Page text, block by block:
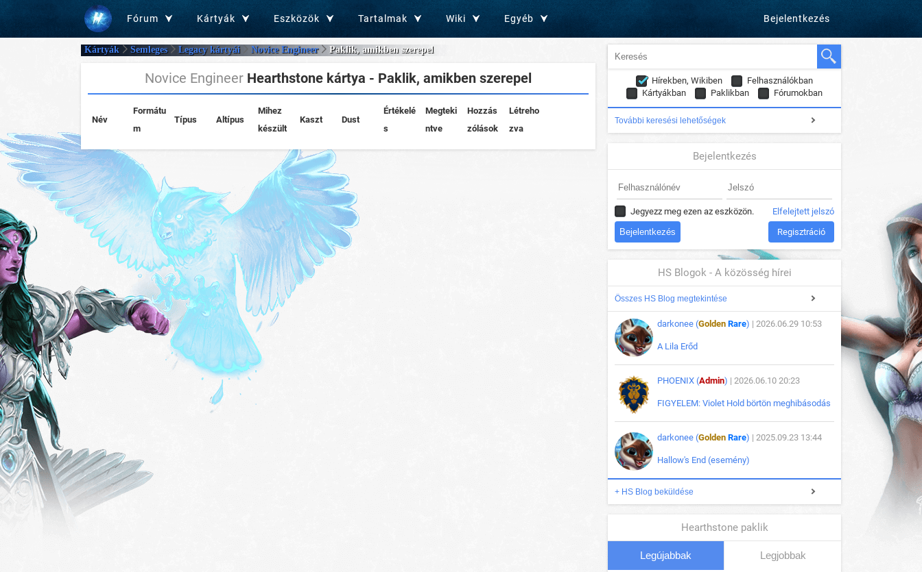
Fórum Kártyák Eszközök Tartalmak Wiki Egyéb Bejelentkezés
Kártyák Semleges Legacy kártyái Novice Engineer Paklik, amikben szerepel
Novice Engineer Hearthstone kártya - Paklik, amikben szerepel
Név
Formátu
m
Típus Altípus
Mihez
készült
Kaszt Dust
Értékelé
s
Megteki
ntve
Hozzás
zólások
Létreho
zva
Hírekben, Wikiben
Felhasználókban
Kártyákban
Paklikban Fórumokban
További keresési lehetőségek
Bejelentkezés
Jegyezz meg ezen az eszközön. Elfelejtett jelszó
Regisztráció
HS Blogok - A közösség hírei
Összes HS Blog megtekintése
darkonee (Golden Rare) | 2026.06.29 10:53
A Lila Erőd
PHOENIX (Admin) | 2026.06.10 20:23
FIGYELEM: Violet Hold börtön meghibásodás
darkonee (Golden Rare) | 2025.09.23 13:44
Hallow's End (esemény)
+ HS Blog beküldése
Hearthstone paklik
Legújabbak Legjobbak